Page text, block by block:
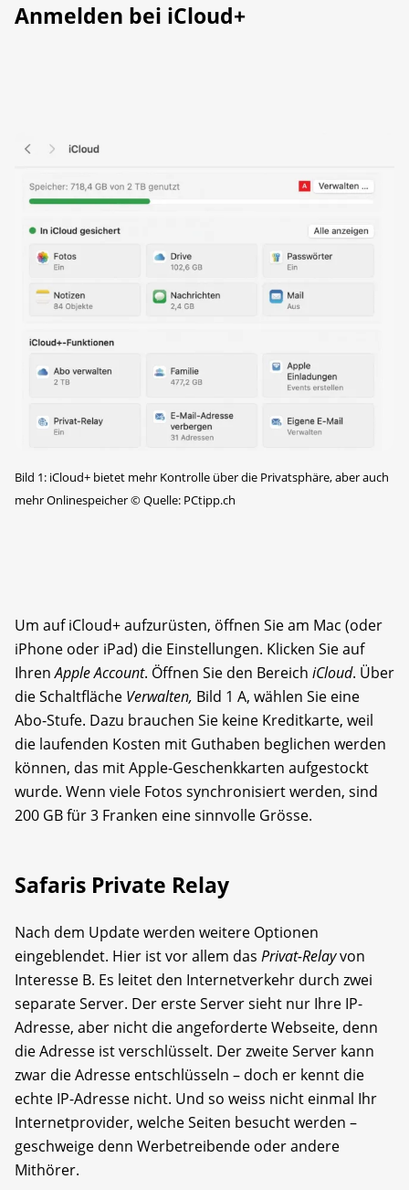
Anmelden bei iCloud+
Bild 1: iCloud+ bietet mehr Kontrolle über die Privatsphäre, aber auch
mehr Onlinespeicher©Quelle: PCtipp.ch
Um auf iCloud+ aufzurüsten, öffnen Sie am Mac (oder
iPhone oder iPad) die Einstellungen. Klicken Sie auf
IhrenApple Account. Öffnen Sie den Bereich iCloud. Über
die Schaltfläche Verwalten, Bild 1 A, wählen Sie eine
Abo-Stufe. Dazu brauchen Sie keine Kreditkarte, weil
die laufenden Kosten mit Guthaben beglichen werden
können, das mit Apple-Geschenkkarten aufgestockt
wurde. Wenn viele Fotos synchronisiert werden, sind
200 GB für 3 Franken eine sinnvolle Grösse.
Safaris Private Relay
Nach dem Update werden weitere Optionen
eingeblendet. Hier ist vor allem das Privat-Relayvon
Interesse B. Es leitet den Internetverkehr durch zwei
separate Server. Der erste Server sieht nur Ihre IP-
Adresse, aber nicht die angeforderte Webseite, denn
die Adresse ist verschlüsselt. Der zweite Server kann
zwar die Adresse entschlüsseln – doch er kennt die
echte IP-Adresse nicht. Und so weiss nicht einmal Ihr
Internetprovider, welche Seiten besucht werden –
geschweige denn Werbetreibende oder andere
Mithörer.